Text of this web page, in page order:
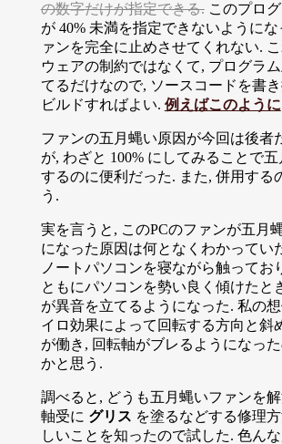
の数字だけが指定できる.このプロ
が 40% 未満を指定できないようにな
ァンを完全に止めさせてくれない.
ウェアの制約ではなくて, プログラ
てるだけなので, ソースコードを書
ビルドすればよい. 例えばこのように
ファンの五月蝿い原因が今回は後者
が, わざと 100% にしてみることで
するのに便利だった. また, 併用する
う.
実を言うと, このPCのファンが五月
になった原因は何となくわかってい
ノートパソコンを寝ながら触ってお
ともにパソコンを勢い良く傾けたと
が異音を立てるようになった. 私の
イロ効果によって回転する方向と斜
が働き, 回転軸がブレるようになっ
かと思う.
調べると, どうも五月蝿いファンを
軸受に グリス を塗るなどする修理
しいことを知ったので試した. 色ん